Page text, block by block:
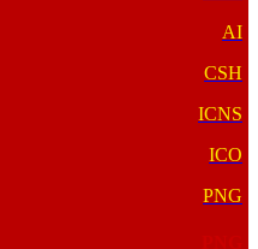
AI
CSH
ICNS
ICO
PNG